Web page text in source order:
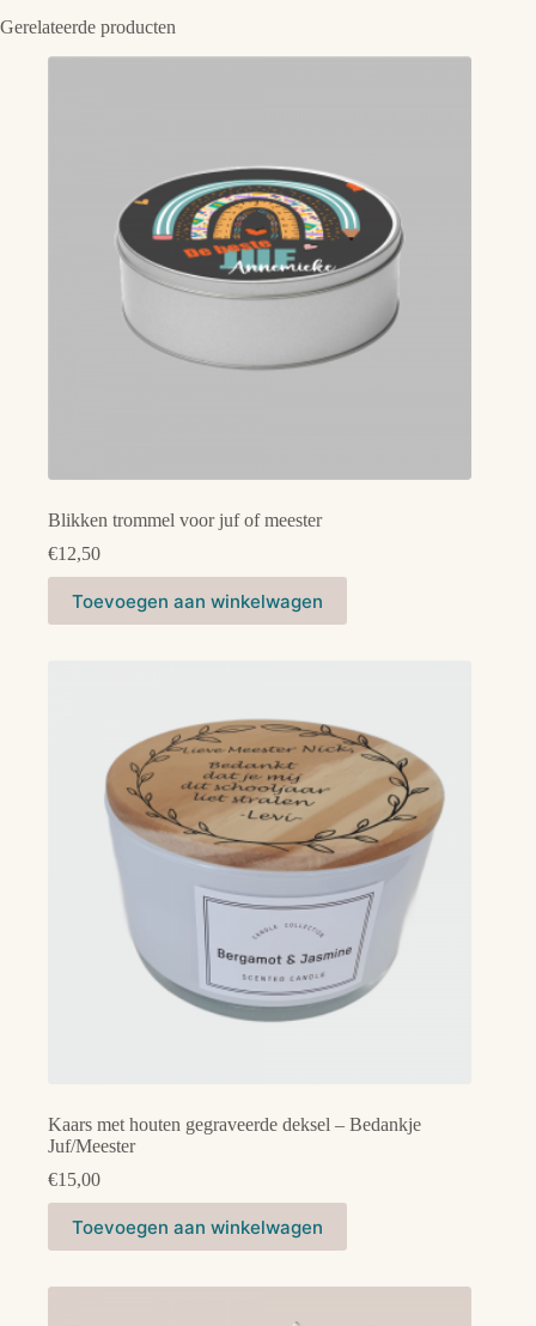
Gerelateerde producten
Blikken trommel voor juf of meester
€12,50
Toevoegen aan winkelwagen
Kaars met houten gegraveerde deksel – Bedankje
Juf/Meester
€15,00
Toevoegen aan winkelwagen